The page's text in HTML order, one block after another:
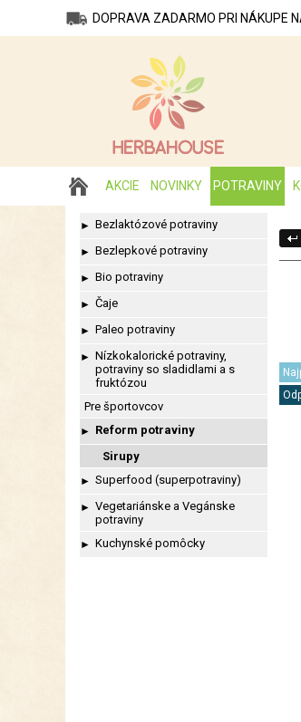
DOPRAVA ZADARMO PRI NÁKUPE
AKCIE NOVINKY POTRAVINY
► Bezlaktózové potraviny
► Bezlepkové potraviny
► Bio potraviny
► Čaje
► Paleo potraviny
► Nízkokalorické potraviny,
potraviny so sladidlami a s
fruktózou
Pre športovcov
► Reform potraviny
Sirupy
► Superfood (superpotraviny)
► Vegetariánske a Vegánske
potraviny
► Kuchynské pomôcky